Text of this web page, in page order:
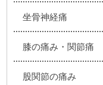
坐骨神経痛
膝の痛み・関節痛
股関節の痛み